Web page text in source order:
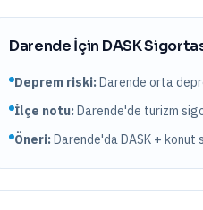
Darendeİçin DASK
Deprem riski:Darende orta
İlçe notu:Darende'de turizm
Öneri:Darende'da DASK + konut